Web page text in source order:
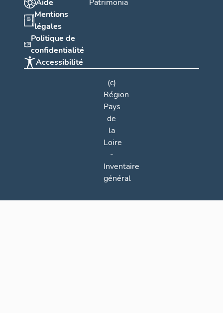
Aide
Mentions
légales
Politique de
confidentialité
Accessibilité
Patrimonia
(c)
Région
Pays
de
la
Loire
-
Inventaire
général